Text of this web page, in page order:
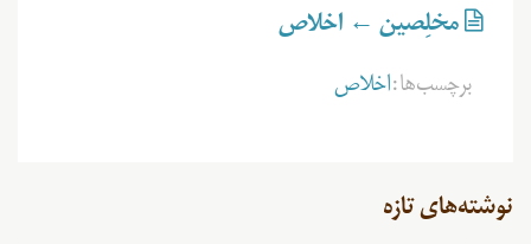
مخلِصین ← اخلاص
برچسب‌ها:اخلاص
نوشته‌های تازه